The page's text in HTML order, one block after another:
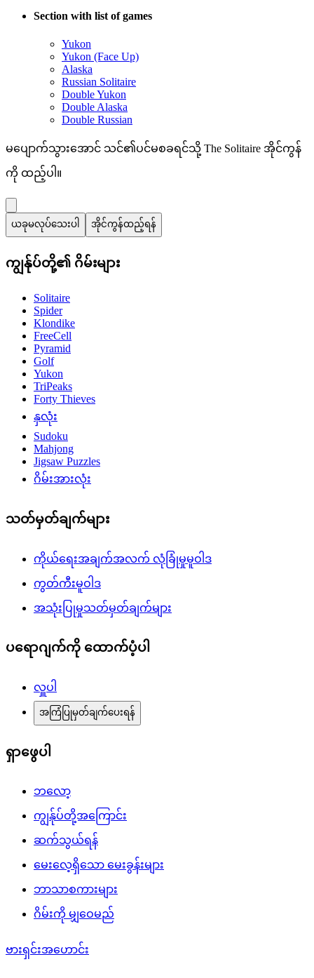
Section with list of games
Yukon
Yukon (Face Up)
Alaska
Russian Solitaire
Double Yukon
Double Alaska
Double Russian
မပျောက်သွားအောင် သင်၏ပင်မစခရင်သို့ The Solitaire အိုင်ကွန်
ကို ထည့်ပါ။
ယခုမလုပ်သေးပါ အိုင်ကွန်ထည့်ရန်
ကျွန်ုပ်တို့၏ ဂိမ်းများ
Solitaire
Spider
Klondike
FreeCell
Pyramid
Golf
Yukon
TriPeaks
Forty Thieves
နှလုံး
Sudoku
Mahjong
Jigsaw Puzzles
ဂိမ်းအားလုံး
သတ်မှတ်ချက်များ
ကိုယ်ရေးအချက်အလက် လုံခြုံမှုမူဝါဒ
ကွတ်ကီးမူဝါဒ
အသုံးပြုမှုသတ်မှတ်ချက်များ
ပရောဂျက်ကို ထောက်ပံ့ပါ
လှူပါ
အကြံပြုမှတ်ချက်ပေးရန်
ရှာဖွေပါ
ဘလော့
ကျွန်ုပ်တို့အကြောင်း
ဆက်သွယ်ရန်
မေးလေ့ရှိသော မေးခွန်းများ
ဘာသာစကားများ
ဂိမ်းကို မျှဝေမည်
ဗားရှင်းအဟောင်း